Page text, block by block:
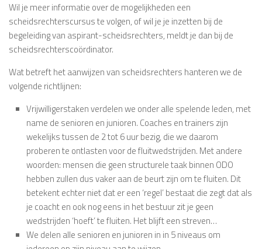
Wil je meer informatie over de mogelijkheden een
scheidsrechterscursus te volgen, of wil je je inzetten bij de
begeleiding van aspirant-scheidsrechters, meldt je dan bij de
scheidsrechterscoördinator.
Wat betreft het aanwijzen van scheidsrechters hanteren we de
volgende richtlijnen:
Vrijwilligerstaken verdelen we onder alle spelende leden, met
name de senioren en junioren. Coaches en trainers zijn
wekelijks tussen de 2 tot 6 uur bezig, die we daarom
proberen te ontlasten voor de fluitwedstrijden. Met andere
woorden: mensen die geen structurele taak binnen ODO
hebben zullen dus vaker aan de beurt zijn om te fluiten. Dit
betekent echter niet dat er een ‘regel’ bestaat die zegt dat als
je coacht en ook nog eens in het bestuur zit je geen
wedstrijden ‘hoeft’ te fluiten. Het blijft een streven…
We delen alle senioren en junioren in in 5 niveaus om